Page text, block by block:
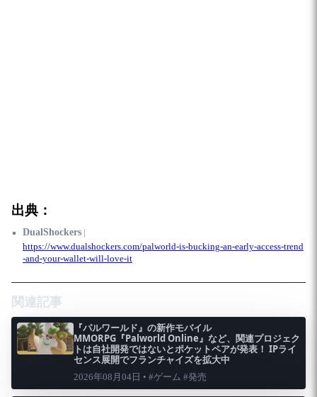
出典：
DualShockers |
https://www.dualshockers.com/palworld-is-bucking-an-early-access-trend
-and-your-wallet-will-love-it
関連記事
『パルワールド』の新作モバイル
MMORPG『Palworld Online』など、関連プロジェク
トは自社開発ではないとポケットペアが発表！ IPライ
センス展開でフランチャイズを拡大中
2026年08月04日 • #ゲーム #発売